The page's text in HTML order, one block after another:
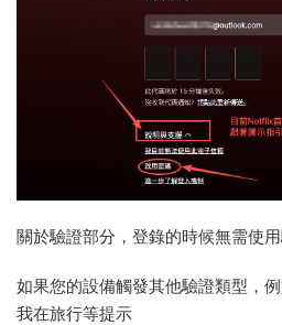
關於驗證部分，登錄的時候無需使
如果您的設備觸發其他驗證類型，
我在旅行等提示